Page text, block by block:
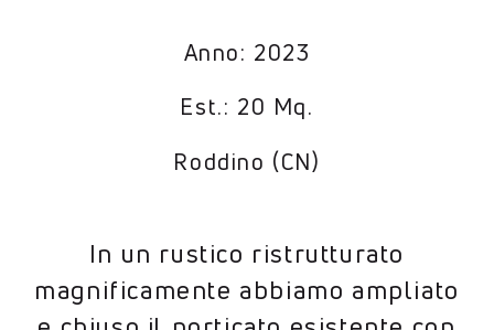
Anno: 2023
Est.: 20 Mq.
Roddino (CN)
In un rustico ristrutturato
magnificamente abbiamo ampliato